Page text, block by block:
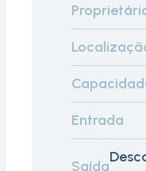
Entrada
Saída